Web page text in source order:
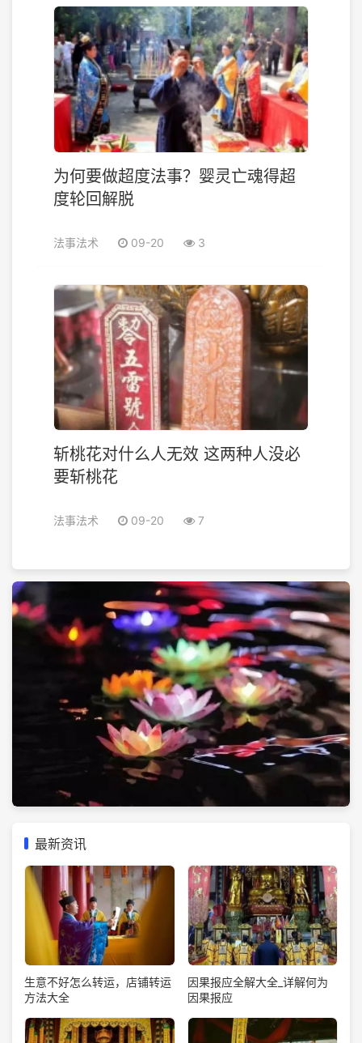
为何要做超度法事？婴灵亡魂得超
度轮回解脱
法事法术 09-20 3
斩桃花对什么人无效 这两种人没必
要斩桃花
法事法术 09-20 7
最新资讯
生意不好怎么转运，店铺转运
方法大全
因果报应全解大全_详解何为
因果报应